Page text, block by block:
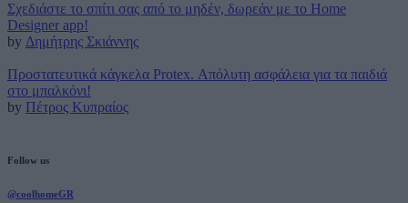
Σχεδιάστε το σπίτι σας από το μηδέν, δωρεάν με το Home
Designer app!
by Δημήτρης Σκιάννης
Προστατευτικά κάγκελα Protex. Απόλυτη ασφάλεια για τα παιδιά
στο μπαλκόνι!
by Πέτρος Κυπραίος
Follow us
@coolhomeGR